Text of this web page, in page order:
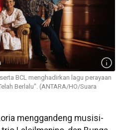
BCL menghadirkan lagu perayaan
Berlalu". (ANTARA/HO/Suara
menggandeng musisi-